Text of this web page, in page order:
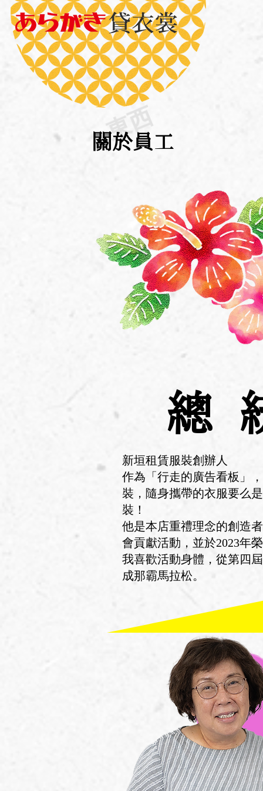
東西
關於員工
總
新垣租賃服裝創辦人
作為「行走的廣告看板」
裝，隨身攜帶的衣服要么
裝！
他是本店重禮理念的創造
會貢獻活動，並於2023年
我喜歡活動身體，從第四
成那霸馬拉松。